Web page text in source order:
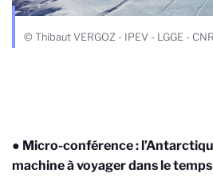
© Thibaut VERGOZ - IPEV - LGGE -
● Micro-conférence :
machine à voyager dans le temps